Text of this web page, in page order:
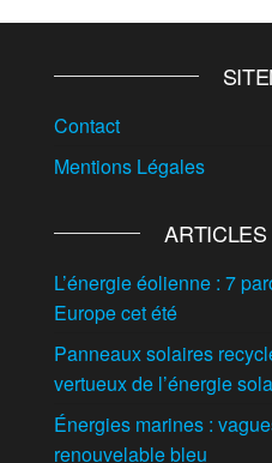
Contact
Mentions Légales
L’énergie éolienne : 7
Europe cet été
Panneaux solaires
vertueux de l’énergie
Énergies marines :
renouvelable bleu